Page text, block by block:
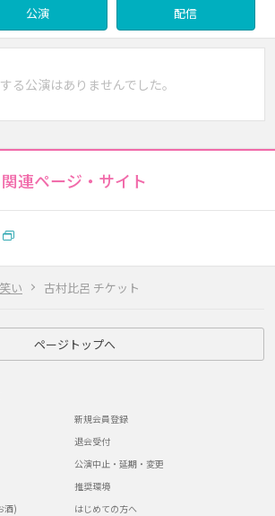
い 古村比呂 チケット
公演 配信
る公演はありませんでした。
関連ページ・サイト
ページトップへ
酒)
新規会員登録
退会受付
公演中止・延期・変更
推奨環境
はじめての方へ